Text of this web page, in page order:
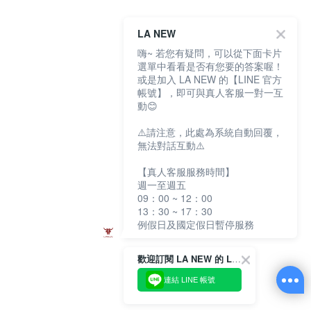
歡迎訂閱 LA NEW 的 LINE 官方帳號
連結 LINE 帳號
LA NEW
嗨~ 若您有疑問，可以從下面卡片
選單中看看是否有您要的答案喔！
或是加入 LA NEW 的【LINE 官方
帳號】，即可與真人客服一對一互
動😊
⚠️請注意，此處為系統自動回覆，
無法對話互動⚠️
【真人客服服務時間】
週一至週五
09：00 ~ 12：00
13：30 ~ 17：30
例假日及國定假日暫停服務